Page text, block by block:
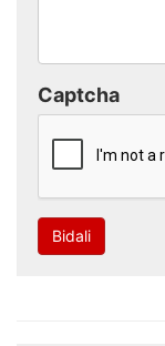
Captcha
Bidali